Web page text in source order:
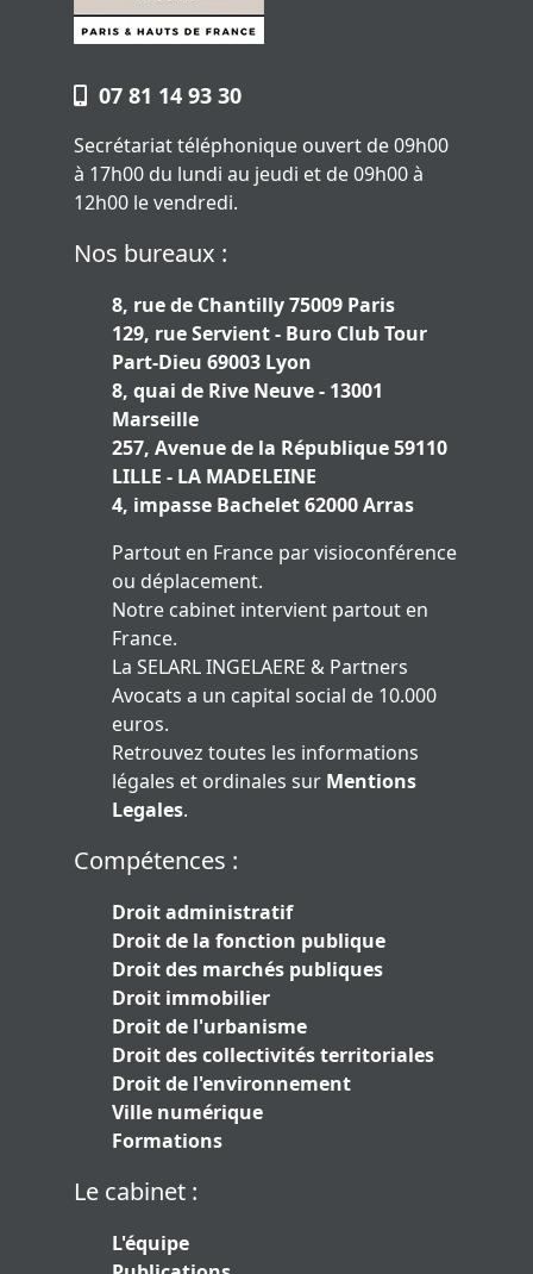
07 81 14 93 30
Secrétariat téléphonique ouvert de 09h00
à 17h00 du lundi au jeudi et de 09h00 à
12h00 le vendredi.
Nos bureaux :
8, rue de Chantilly 75009 Paris
129, rue Servient - Buro Club Tour
Part-Dieu 69003 Lyon
8, quai de Rive Neuve - 13001
Marseille
257, Avenue de la République 59110
LILLE - LA MADELEINE
4, impasse Bachelet 62000 Arras
Partout en France par visioconférence
ou déplacement.
Notre cabinet intervient partout en
France.
La SELARL INGELAERE & Partners
Avocats a un capital social de 10.000
euros.
Retrouvez toutes les informations
légales et ordinales sur Mentions
Legales.
Compétences :
Droit administratif
Droit de la fonction publique
Droit des marchés publiques
Droit immobilier
Droit de l'urbanisme
Droit des collectivités territoriales
Droit de l'environnement
Ville numérique
Formations
Le cabinet :
L'équipe